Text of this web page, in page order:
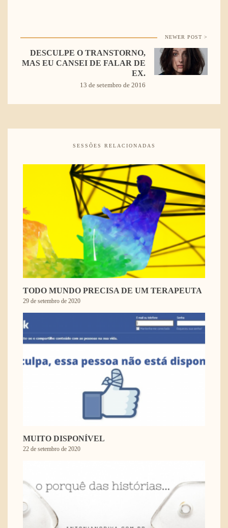
NEWER POST >
DESCULPE O TRANSTORNO,
MAS EU CANSEI DE FALAR DE
EX.
13 de setembro de 2016
SESSÕES RELACIONADAS
TODO MUNDO PRECISA DE UM TERAPEUTA
29 de setembro de 2020
MUITO DISPONÍVEL
22 de setembro de 2020